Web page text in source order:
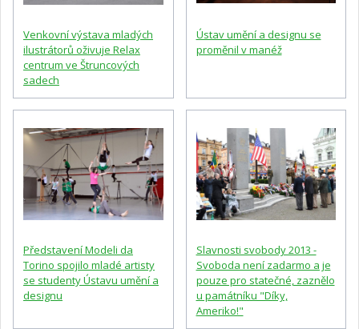
Venkovní výstava mladých
ilustrátorů oživuje Relax
centrum ve Štruncových
sadech
Ústav umění a designu se
proměnil v manéž
Představení Modeli da
Torino spojilo mladé artisty
se studenty Ústavu umění a
designu
Slavnosti svobody 2013 -
Svoboda není zadarmo a je
pouze pro statečné, zaznělo
u památníku "Díky,
Ameriko!"